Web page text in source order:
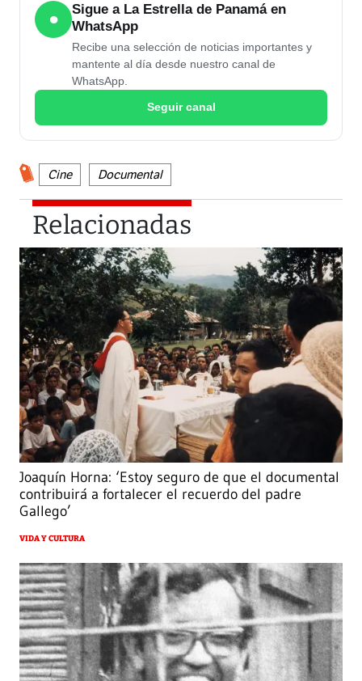
●
Sigue a La Estrella de Panamá en
WhatsApp
Recibe una selección de noticias importantes y
mantente al día desde nuestro canal de
WhatsApp.
Seguir canal
Cine Documental
Relacionadas
Joaquín Horna: ‘Estoy seguro de que el documental
contribuirá a fortalecer el recuerdo del padre
Gallego’
VIDA Y CULTURA